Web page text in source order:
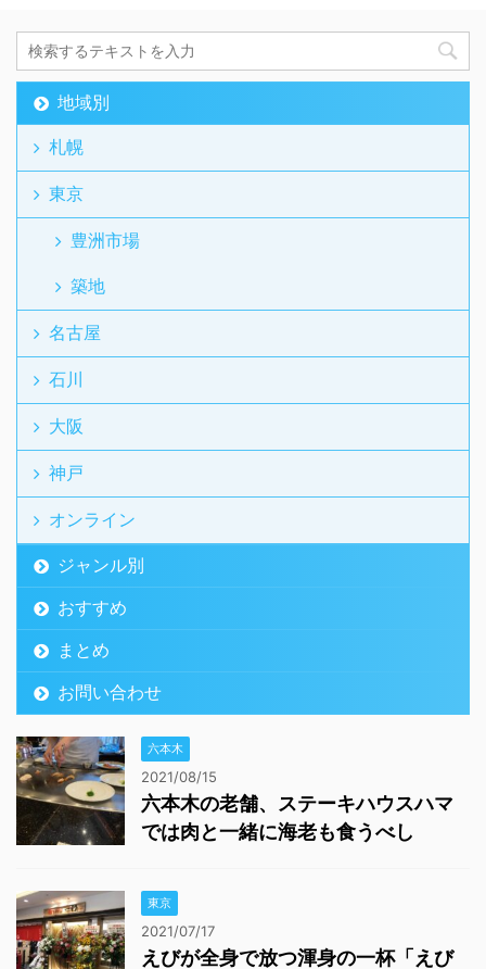
地域別
札幌
東京
豊洲市場
築地
名古屋
石川
大阪
神戸
オンライン
ジャンル別
おすすめ
まとめ
お問い合わせ
六本木
2021/08/15
六本木の老舗、ステーキハウスハマ
では肉と一緒に海老も食うべし
東京
2021/07/17
えびが全身で放つ渾身の一杯「えび